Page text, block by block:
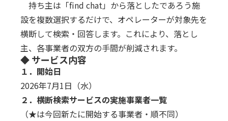
持ち主は「find chat」から落としたであろう施
設を複数選択するだけで、オペレーターが対象先を
横断して検索・回答します。これにより、落とし
主、各事業者の双方の手間が削減されます。
◆ サービス内容
１．開始日
2026年7月1日（水）
２．横断検索サービスの実施事業者一覧
（★は今回新たに開始する事業者・順不同）